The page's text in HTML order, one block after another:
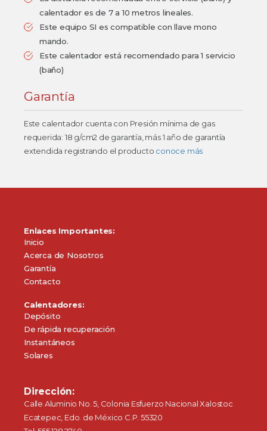
calentador es de 7 a 10 metros lineales.
Este equipo SI es compatible con llave mono
mando.
Este calentador está recomendado para 1 servicio
(baño)
Garantía
Este calentador cuenta con Presión mínima de gas
requerida: 18 g/cm2 de garantía, más 1 año de garantía
extendida registrando el producto conoce más
Enlaces Importantes:
Inicio
Acerca de Nosotros
Garantía
Contacto
Calentadores:
Depósito
De rápida recuperación
Instantáneos
Solares
Dirección:
Calle Aluminio No. 5, Colonia Esfuerzo Nacional Xalostoc
Ecatepec, Edo. de México C.P. 55320